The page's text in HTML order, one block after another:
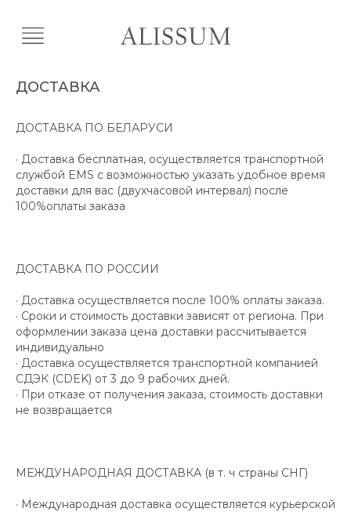
ДОСТАВКА
ДОСТАВКА ПО БЕЛАРУСИ
· Доставка бесплатная, осуществляется транспортной
службой EMS с возможностью указать удобное время
доставки для вас (двухчасовой интервал) после
100%оплаты заказа
ДОСТАВКА ПО РОССИИ
· Доставка осуществляется после 100% оплаты заказа.
· Сроки и стоимость доставки зависят от региона. При
оформлении заказа цена доставки рассчитывается
индивидуально
· Доставка осуществляется транспортной компанией
СДЭК (CDEK) от 3 до 9 рабочих дней.
· При отказе от получения заказа, стоимость доставки
не возвращается
МЕЖДУНАРОДНАЯ ДОСТАВКА (в т. ч страны СНГ)
· Международная доставка осуществляется курьерской